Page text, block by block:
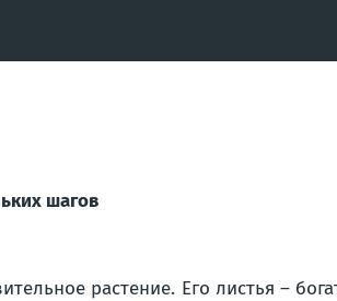
шагов
растение. Его листья –